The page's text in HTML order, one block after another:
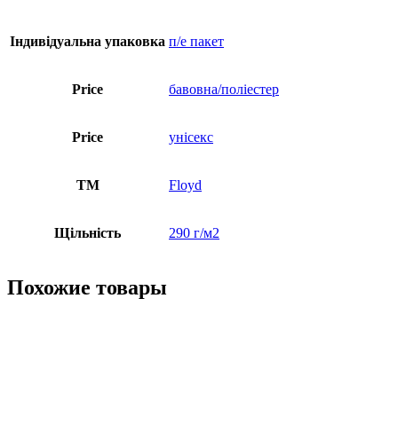
Індивідуальна упаковка п/е пакет
Price бавовна/поліестер
Price унісекс
ТМ Floyd
Щільність 290 г/м2
Похожие товары